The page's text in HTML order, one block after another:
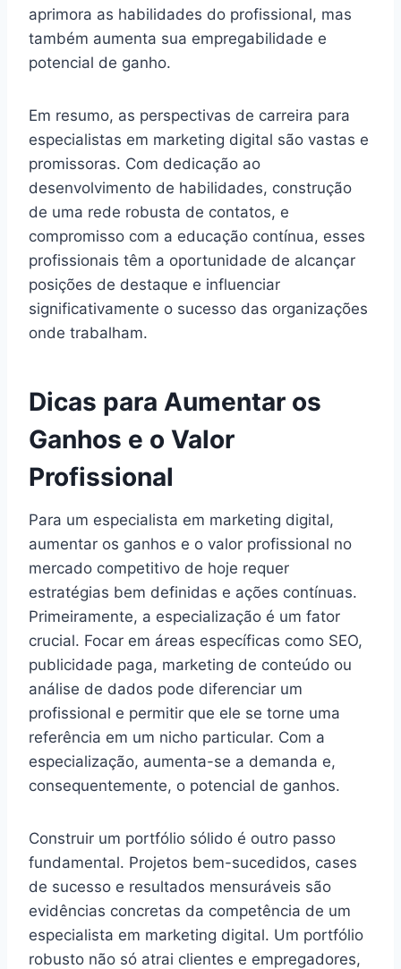
aprimora as habilidades do profissional, mas
também aumenta sua empregabilidade e
potencial de ganho.
Em resumo, as perspectivas de carreira para
especialistas em marketing digital são vastas e
promissoras. Com dedicação ao
desenvolvimento de habilidades, construção
de uma rede robusta de contatos, e
compromisso com a educação contínua, esses
profissionais têm a oportunidade de alcançar
posições de destaque e influenciar
significativamente o sucesso das organizações
onde trabalham.
Dicas para Aumentar os
Ganhos e o Valor
Profissional
Para um especialista em marketing digital,
aumentar os ganhos e o valor profissional no
mercado competitivo de hoje requer
estratégias bem definidas e ações contínuas.
Primeiramente, a especialização é um fator
crucial. Focar em áreas específicas como SEO,
publicidade paga, marketing de conteúdo ou
análise de dados pode diferenciar um
profissional e permitir que ele se torne uma
referência em um nicho particular. Com a
especialização, aumenta-se a demanda e,
consequentemente, o potencial de ganhos.
Construir um portfólio sólido é outro passo
fundamental. Projetos bem-sucedidos, cases
de sucesso e resultados mensuráveis são
evidências concretas da competência de um
especialista em marketing digital. Um portfólio
robusto não só atrai clientes e empregadores,